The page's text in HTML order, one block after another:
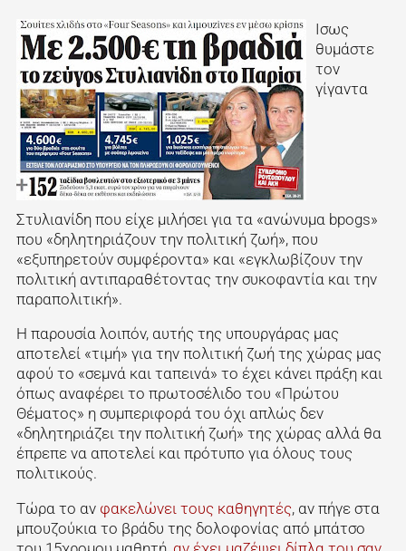
Ισως
θυμάστε
τον
γίγαντα
Στυλιανίδη που είχε μιλήσει για τα «ανώνυμα bpogs»
που «δηλητηριάζουν την πολιτική ζωή», που
«εξυπηρετούν συμφέροντα» και «εγκλωβίζουν την
πολιτική αντιπαραθέτοντας την συκοφαντία και την
παραπολιτική».
Η παρουσία λοιπόν, αυτής της υπουργάρας μας
αποτελεί «τιμή» για την πολιτική ζωή της χώρας μας
αφού το «σεμνά και ταπεινά» το έχει κάνει πράξη και
όπως αναφέρει το πρωτοσέλιδο του «Πρώτου
Θέματος» η συμπεριφορά του όχι απλώς δεν
«δηλητηριάζει την πολιτική ζωή» της χώρας αλλά θα
έπρεπε να αποτελεί και πρότυπο για όλους τους
πολιτικούς.
Τώρα το ανφακελώνει τους καθηγητές, αν πήγε στα
μπουζούκια το βράδυ της δολοφονίας από μπάτσο